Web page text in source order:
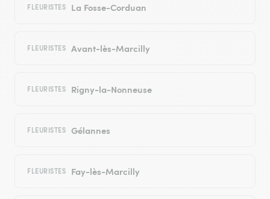
FLEURISTES La Fosse-Corduan
FLEURISTES Avant-lès-Marcilly
FLEURISTES Rigny-la-Nonneuse
FLEURISTES Gélannes
FLEURISTES Fay-lès-Marcilly